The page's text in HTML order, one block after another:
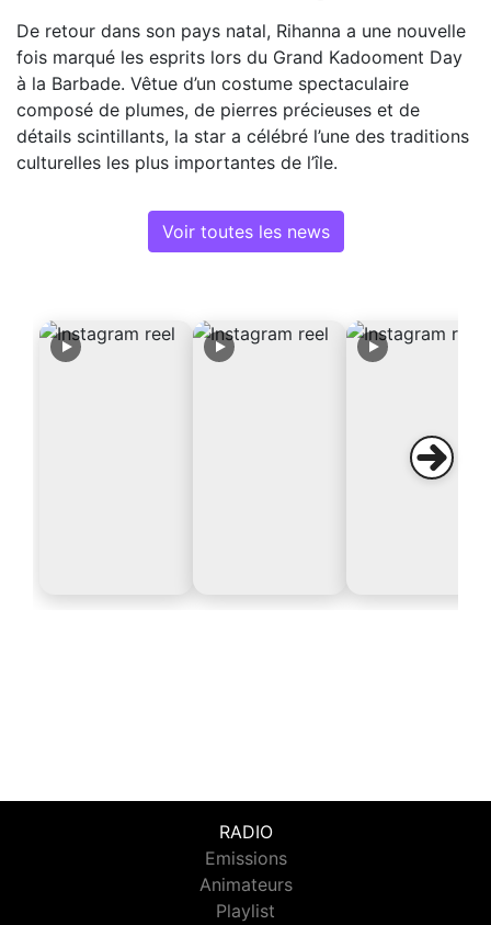
De retour dans son pays natal, Rihanna a une nouvelle
fois marqué les esprits lors du Grand Kadooment Day
à la Barbade. Vêtue d’un costume spectaculaire
composé de plumes, de pierres précieuses et de
détails scintillants, la star a célébré l’une des traditions
culturelles les plus importantes de l’île.
Voir toutes les news
RADIO
Emissions
Animateurs
Playlist